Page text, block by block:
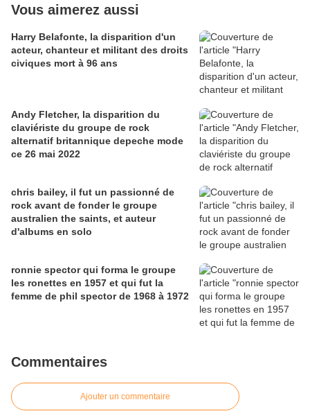
Vous aimerez aussi
Harry Belafonte, la disparition d'un
acteur, chanteur et militant des droits
civiques mort à 96 ans
Andy Fletcher, la disparition du
claviériste du groupe de rock
alternatif britannique depeche mode
ce 26 mai 2022
chris bailey, il fut un passionné de
rock avant de fonder le groupe
australien the saints, et auteur
d'albums en solo
ronnie spector qui forma le groupe
les ronettes en 1957 et qui fut la
femme de phil spector de 1968 à 1972
Commentaires
Ajouter un commentaire